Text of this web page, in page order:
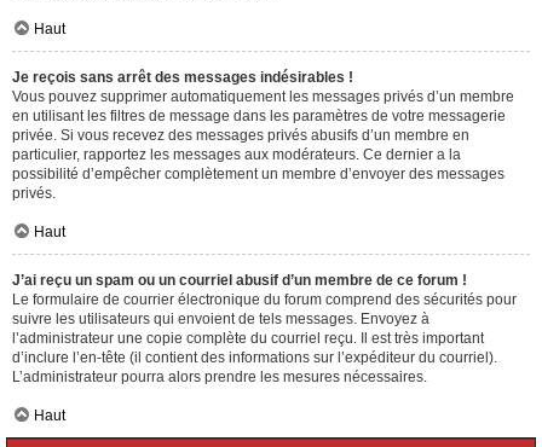
Haut
Je reçois sans arrêt des messages indésirables !
Vous pouvez supprimer automatiquement les messages privés d’un membre
en utilisant les filtres de message dans les paramètres de votre messagerie
privée. Si vous recevez des messages privés abusifs d’un membre en
particulier, rapportez les messages aux modérateurs. Ce dernier a la
possibilité d’empêcher complètement un membre d’envoyer des messages
privés.
Haut
J’ai reçu un spam ou un courriel abusif d’un membre de ce forum !
Le formulaire de courrier électronique du forum comprend des sécurités pour
suivre les utilisateurs qui envoient de tels messages. Envoyez à
l’administrateur une copie complète du courriel reçu. Il est très important
d’inclure l’en-tête (il contient des informations sur l’expéditeur du courriel).
L’administrateur pourra alors prendre les mesures nécessaires.
Haut